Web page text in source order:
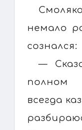
немало
сознался:
—
полном
всегда